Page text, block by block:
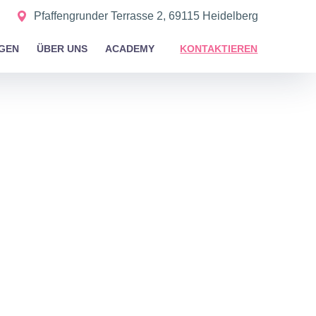
Pfaffengrunder Terrasse 2, 69115 Heidelberg
ÜBER UNS ACADEMY KONTAKTIEREN